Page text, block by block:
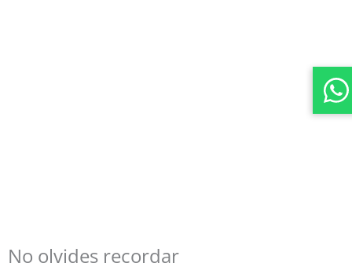
No olvides recordar